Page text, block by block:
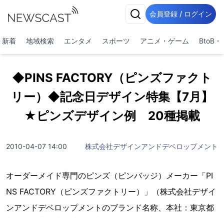
会員登録 / ログイン
新着 地域検索 エンタメ スポーツ アニメ・ゲーム BtoB・
◆PINS FACTORY（ピンズファクト
リー）◆記念日デザイン特集【7月】
★ピンズデザイン例 20種掲載
2010-04-07 14:00 株式会社デザインアンドデベロップメント
オーダーメイド専門のピンズ（ピンバッジ）メーカー「PI
NS FACTORY（ピンズファクトリー）」（株式会社デザイ
ンアンドデベロップメントのブランド名称、本社：東京都